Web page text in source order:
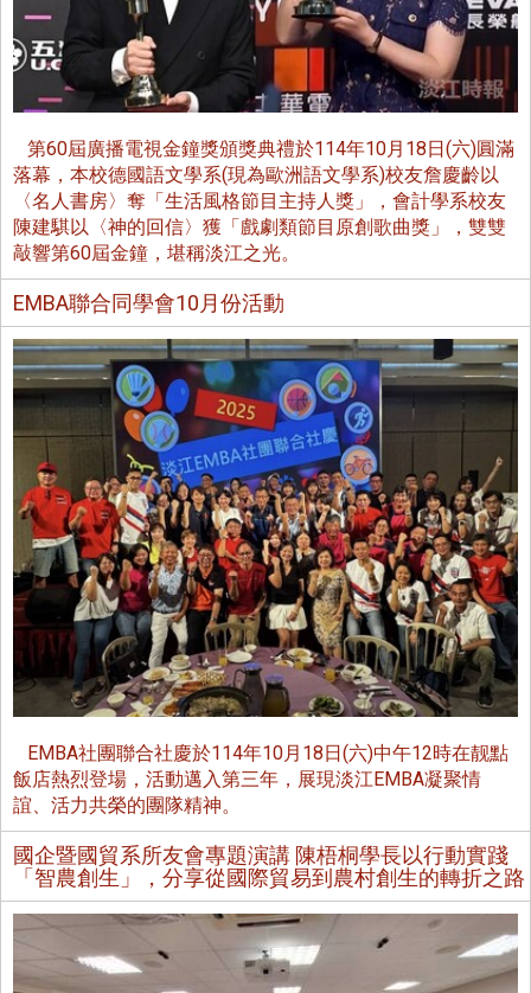
第60屆廣播電視金鐘獎頒獎典禮於114年10月18日(六)圓滿
落幕，本校德國語文學系(現為歐洲語文學系)校友詹慶齡以
〈名人書房〉奪「生活風格節目主持人獎」，會計學系校友
陳建騏以〈神的回信〉獲「戲劇類節目原創歌曲獎」，雙雙
敲響第60屆金鐘，堪稱淡江之光。
EMBA聯合同學會10月份活動
EMBA社團聯合社慶於114年10月18日(六)中午12時在靓點
飯店熱烈登場，活動邁入第三年，展現淡江EMBA凝聚情
誼、活力共榮的團隊精神。
國企暨國貿系所友會專題演講 陳梧桐學長以行動實踐
「智農創生」，分享從國際貿易到農村創生的轉折之路